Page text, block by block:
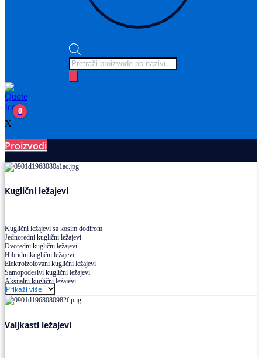
Products
search
0
X
Proizvodi
Kuglični ležajevi
Kuglični ležajevi sa kosim dodirom
Jednoredni kuglični ležajevi
Dvoredni kuglični ležajevi
Hibridni kuglični ležajevi
Elektroizolovani kuglični ležajevi
Samopodesivi kuglični ležajevi
Aksijalni kuglični ležajevi
Kuglični ležajevi od nerđajućeg čelika
Prikaži više
Valjkasti ležajevi